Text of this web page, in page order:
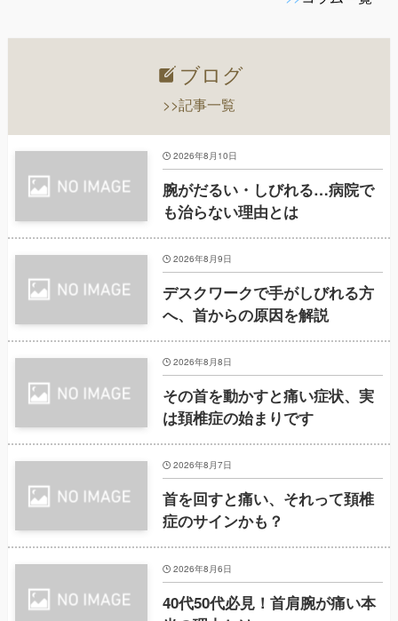
ブログ
>>記事一覧
腕がだるい・しびれる…病院で
も治らない理由とは
2026年8月10日
デスクワークで手がしびれる方
へ、首からの原因を解説
2026年8月9日
その首を動かすと痛い症状、実
は頚椎症の始まりです
2026年8月8日
首を回すと痛い、それって頚椎
症のサインかも？
2026年8月7日
40代50代必見！首肩腕が痛い本
2026年8月6日